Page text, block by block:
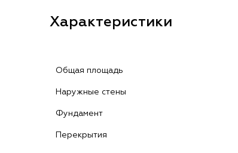
Характеристики
Общая площадь
Наружные стены
Фундамент
Перекрытия